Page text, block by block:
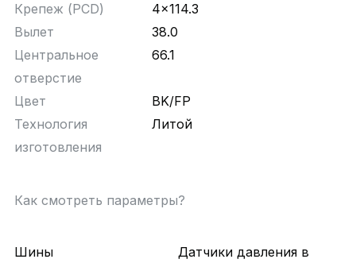
Крепеж (PCD)
4x114.3
Вылет
38.0
Центральное
отверстие
66.1
Цвет
BK/FP
Технология
изготовления
Литой
Как смотреть параметры?
Шины
Датчики давления в